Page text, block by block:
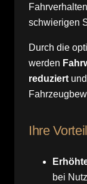
schwierigen
Durch die
werden
reduziert
Ihre
bei